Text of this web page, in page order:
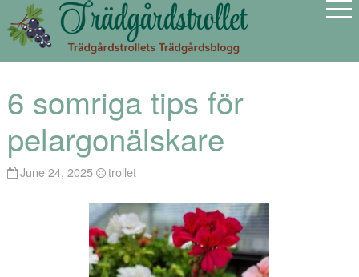
6 somriga tips för
pelargonälskare
June 24, 2025 trollet